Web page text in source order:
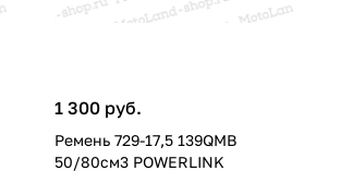
1 300 руб.
Ремень 729-17,5 139QMB
50/80см3 POWERLINK